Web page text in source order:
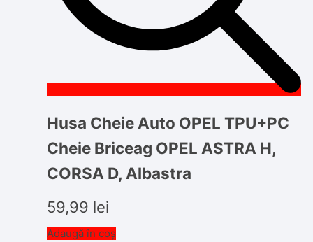
Husa Cheie Auto OPEL TPU+PC
Cheie Briceag OPEL ASTRA H,
CORSA D, Albastra
59,99 lei
Adaugă în coș